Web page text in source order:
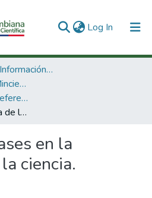
Log In (current)
3. Recursos de Información Científica y Tecnológica
3.2.2. Publicaciones Minciencias
Libros Minciencias - Referenciales
Fases en la enseñanza de la ciencia.
en la
ciencia.